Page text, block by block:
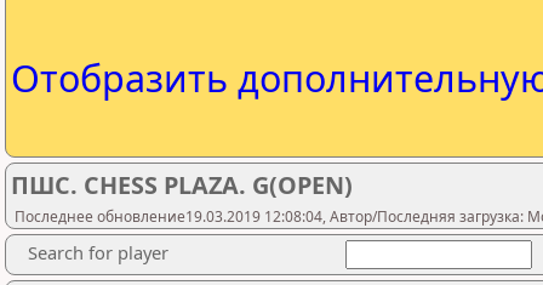
Отобразить
ПШС. CHESS PLAZA. G(OPEN)
Последнее обновление19.03.2019 12:08:04, Автор/Последняя загрузка:
Search for player